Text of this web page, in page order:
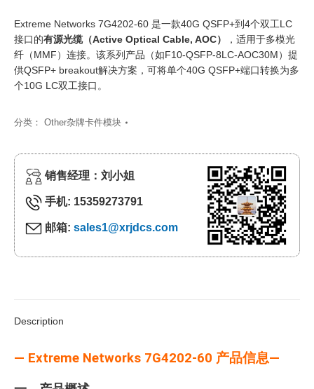
Extreme Networks 7G4202-60 是一款40G QSFP+到4个双工LC
接口的有源光缆（Active Optical Cable, AOC）
‍，适用于多模光
纤（MMF）连接。该系列产品（如F10-QSFP-8LC-AOC30M）提
供QSFP+ breakout解决方案，可将单个40G QSFP+端口转换为多
个10G LC双工接口。
分类： Other杂牌卡件模块
销售经理：刘小姐
手机: 15359273791
邮箱: sales1@xrjdcs.com
Description
— Extreme Networks 7G4202-60 产品信息—